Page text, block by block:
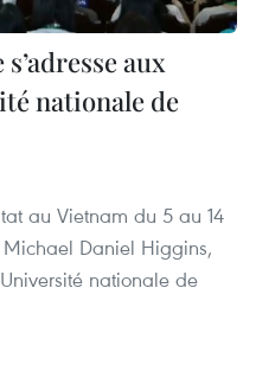
aux
nationale de
au Vietnam du 5 au 14
Michael Daniel Higgins,
nationale de